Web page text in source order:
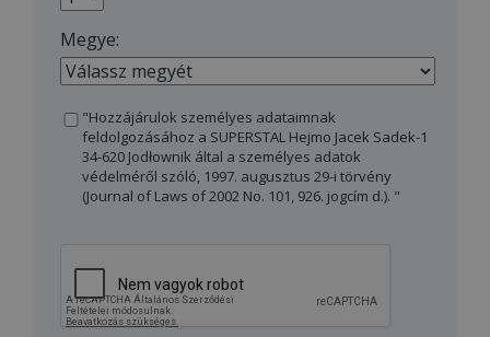
Megye:
"Hozzájárulok személyes adataimnak
feldolgozásához a SUPERSTAL Hejmo Jacek Sadek-1
34-620 Jodłownik által a személyes adatok
védelméről szóló, 1997. augusztus 29-i törvény
(Journal of Laws of 2002 No. 101, 926. jogcím d.). "